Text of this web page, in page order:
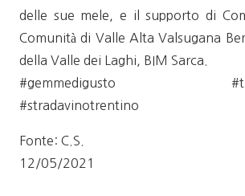
delle sue mele, e il supporto di
Comunità di Valle Alta Valsugana
della Valle dei Laghi, BIM Sarca.
#gemmedigusto
#stradavinotrentino
Fonte: C.S.
12/05/2021